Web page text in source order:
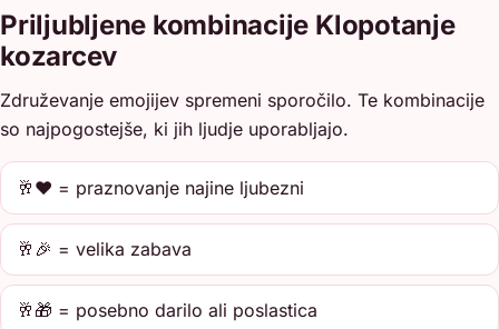
Priljubljene kombinacije Klopotanje
kozarcev
Združevanje emojijev spremeni sporočilo. Te kombinacije
so najpogostejše, ki jih ljudje uporabljajo.
🥂❤️ = praznovanje najine ljubezni
🥂🎉 = velika zabava
🥂🎁 = posebno darilo ali poslastica